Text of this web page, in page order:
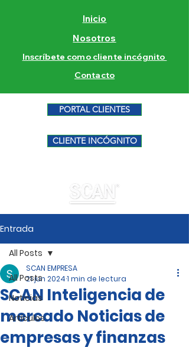
Inicio
Nosotros
Inscríbete como cliente incógnito
Contacto
PORTAL CLIENTES
CLIENTE INCÓGNITO
Entrada
All Posts
Noticias
Artículos
All Posts
SCAN Inteligencia de
mercado Noticias de
empresas y finanzas
SCAN EMPRESA
21 jun 20241 min de lectura